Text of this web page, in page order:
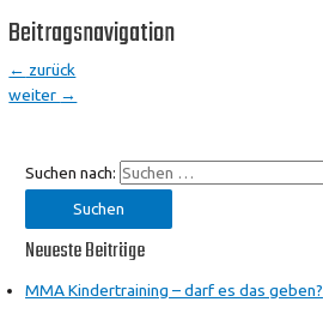
Beitragsnavigation
← zurück
weiter →
Suchen nach:
Neueste Beiträge
MMA Kindertraining – darf es das geben?